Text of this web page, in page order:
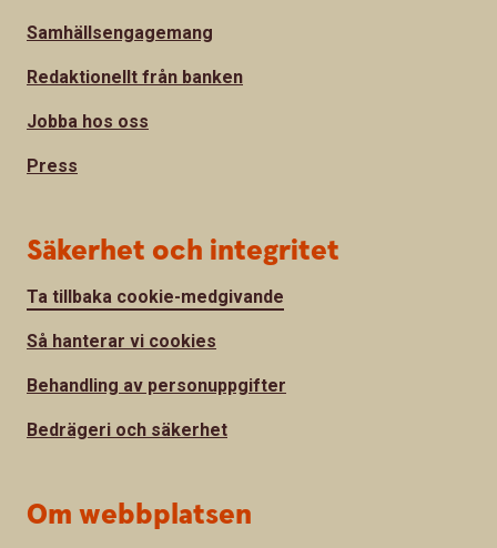
Samhällsengagemang
Redaktionellt från banken
Jobba hos oss
Press
Säkerhet och integritet
Ta tillbaka cookie-medgivande
Så hanterar vi cookies
Behandling av personuppgifter
Bedrägeri och säkerhet
Om webbplatsen